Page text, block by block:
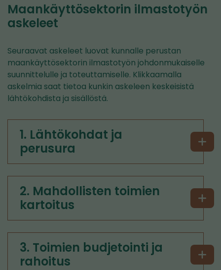
Maankäyttösektorin ilmastotyön
askeleet
Seuraavat askeleet luovat kunnalle perustan
maankäyttösektorin ilmastotyön johdonmukaiselle
suunnittelulle ja toteuttamiselle. Klikkaamalla
askelmia saat tietoa kunkin askeleen keskeisistä
lähtökohdista ja sisällöstä.
1. Lähtökohdat ja
perusura
2. Mahdollisten toimien
kartoitus
3. Toimien budjetointi ja
rahoitus